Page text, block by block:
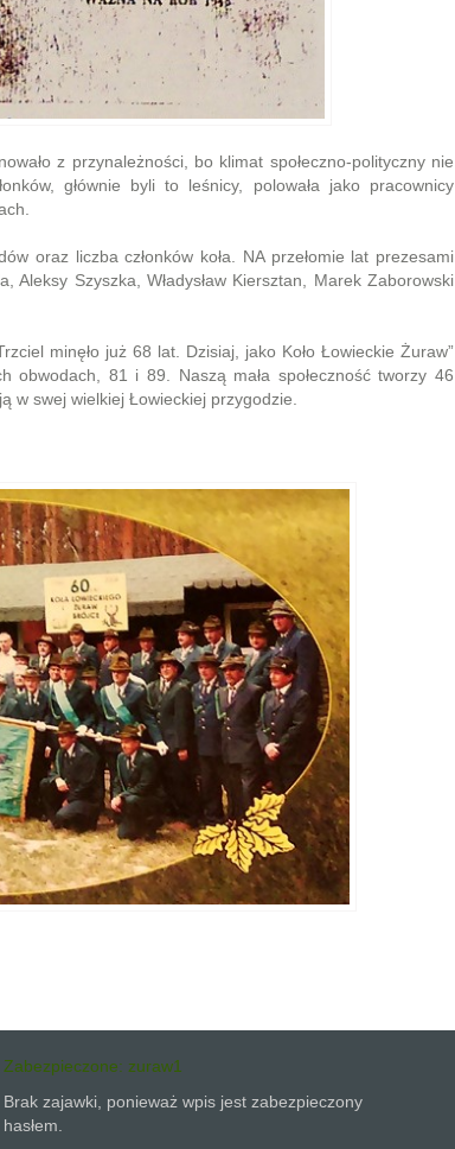
z przynależności, bo klimat społeczno-polityczny nie
głównie byli to leśnicy, polowała jako pracownicy
oraz liczba członków koła. NA przełomie lat prezesami
Aleksy Szyszka, Władysław Kiersztan, Marek Zaborowski
minęło już 68 lat. Dzisiaj, jako Koło Łowieckie Żuraw”
obwodach, 81 i 89. Naszą mała społeczność tworzy 46
w swej wielkiej Łowieckiej przygodzie.
Zabezpieczone: zuraw1
Brak zajawki, ponieważ wpis jest zabezpieczony
hasłem.